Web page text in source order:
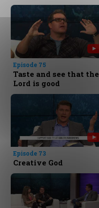
Episode 75
Taste and see that the
Lord is good
Episode 73
Creative God